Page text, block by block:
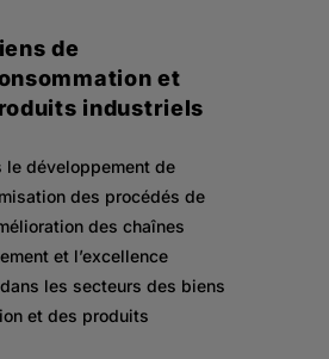
de
et
industriels
le développement de
des procédés de
des chaînes
et l’excellence
les secteurs des biens
et des produits